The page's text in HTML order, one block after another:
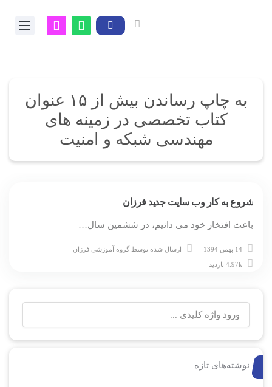
به چاپ رساندن بیش از ۱۵ عنوان
کتاب تخصصی در زمینه های
مهندسی شبکه و امنیت
شروع به کار وب سایت جدید فرزان
باعث افتخار خود می دانیم، در ششمین سال…
14 بهمن 1394 ارسال شده توسط گروه آموزشی فرزان
نوشته‌های تازه